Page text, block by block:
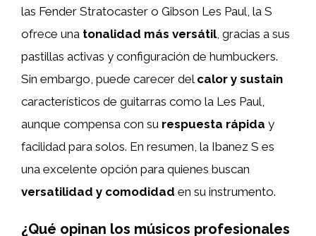
las Fender Stratocaster o Gibson Les Paul, la S
ofrece una tonalidad más versátil, gracias a sus
pastillas activas y configuración de humbuckers.
Sin embargo, puede carecer del calor y sustain
característicos de guitarras como la Les Paul,
aunque compensa con su respuesta rápida y
facilidad para solos. En resumen, la Ibanez S es
una excelente opción para quienes buscan
versatilidad y comodidad en su instrumento.
¿Qué opinan los músicos profesionales